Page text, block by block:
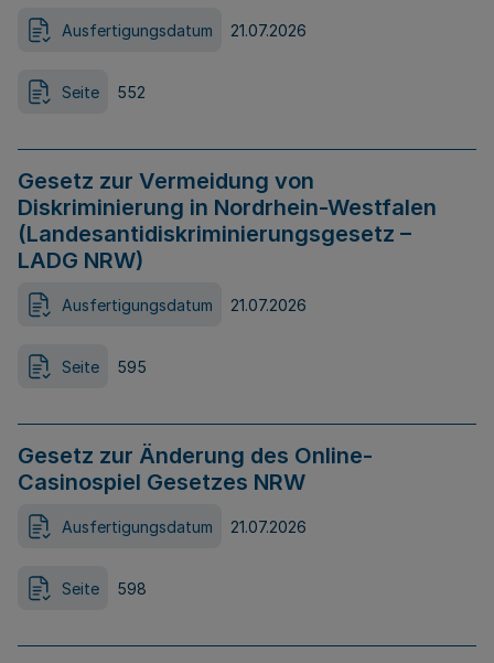
Ausfertigungsdatum 21.07.2026
Seite 552
Gesetz zur Vermeidung von
Diskriminierung in Nordrhein-Westfalen
(Landesantidiskriminierungsgesetz –
LADG NRW)
Ausfertigungsdatum 21.07.2026
Seite 595
Gesetz zur Änderung des Online-
Casinospiel Gesetzes NRW
Ausfertigungsdatum 21.07.2026
Seite 598